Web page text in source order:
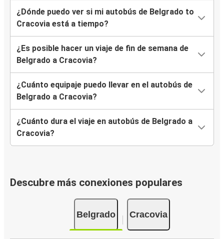
¿Dónde puedo ver si mi autobús de Belgrado to
Cracovia está a tiempo?
¿Es posible hacer un viaje de fin de semana de
Belgrado a Cracovia?
¿Cuánto equipaje puedo llevar en el autobús de
Belgrado a Cracovia?
¿Cuánto dura el viaje en autobús de Belgrado a
Cracovia?
Descubre más conexiones populares
Belgrado Cracovia